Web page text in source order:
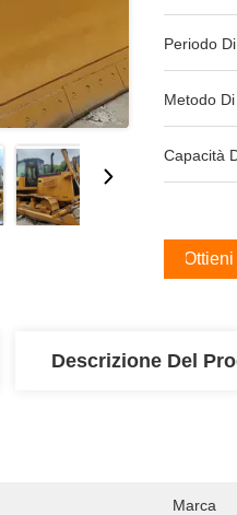
Periodo
Metodo
Capacità
Descrizione Del
Marca